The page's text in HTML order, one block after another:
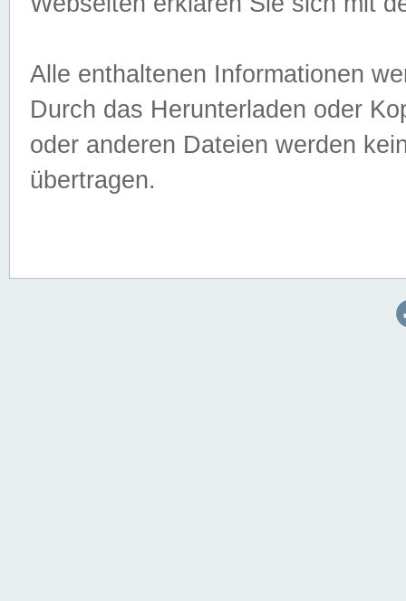
Alle enthaltenen Informationen
Durch das Herunterladen oder
oder anderen Dateien werden
übertragen.